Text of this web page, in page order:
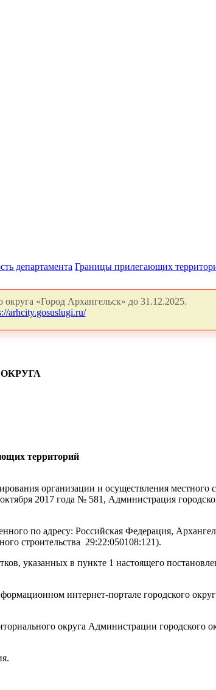
департамента Границы прилегающих
«Город Архангельск» до 31.12.2025.
arhcity.gosuslugi.ru/
территорий
организации и осуществления местного
2017 года № 581, Администрация
по адресу: Российская Федерация,
строительства 29:22:050108:121).
указанных в пункте 1 настоящего
интернет-портале городского
округа Администрации городского